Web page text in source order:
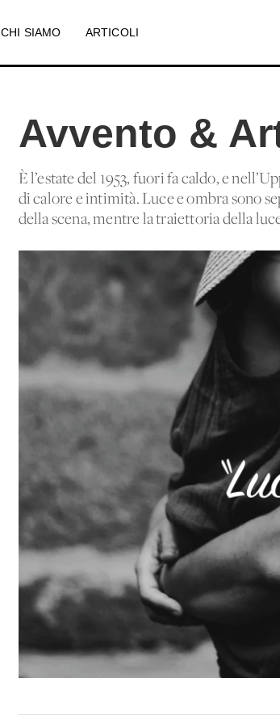
CHI SIAMO ARTICOLI
Avvento &
È l’estate del 1953, fuori fa caldo, e
di calore e intimità. Luce e ombra sono
della scena, mentre la traiettoria della